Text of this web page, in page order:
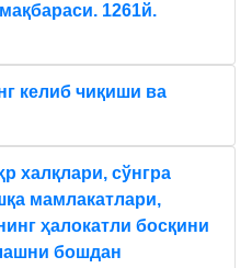
1261й.
келиб чиқиши ва
халқлари, сўнгра
мамлакатлари,
ҳалокатли босқини
бошдан